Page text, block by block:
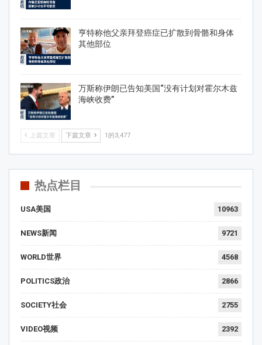
亨特称他父亲拜登癌症已扩散到骨骼和身体
其他部位
万斯称伊朗已告知美国“没有计划对霍尔木兹
海峡收费”
上篇文章 下篇文章 1的3,477
热点栏目
USA美国 10963
NEWS新闻 9721
WORLD世界 4568
POLITICS政治 2866
SOCIETY社会 2755
VIDEO视频 2392